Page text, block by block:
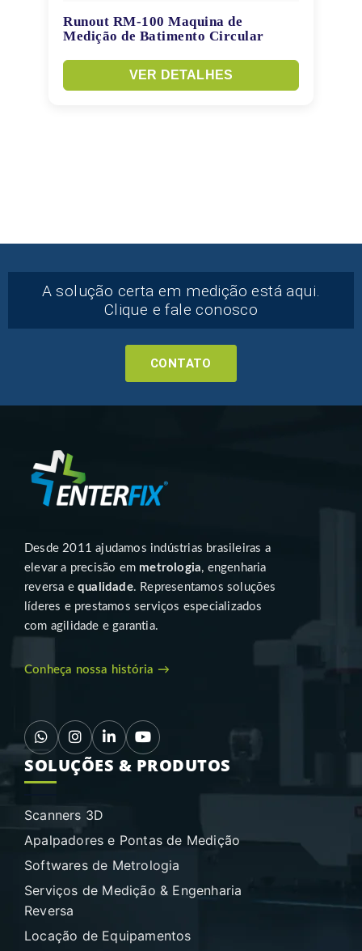
Runout RM-100 Maquina de
Medição de Batimento Circular
VER DETALHES
A solução certa em medição está aqui.
Clique e fale conosco
CONTATO
Desde 2011 ajudamos indústrias brasileiras a
elevar a precisão em metrologia, engenharia
reversa e qualidade. Representamos soluções
líderes e prestamos serviços especializados
com agilidade e garantia.
Conheça nossa história →
SOLUÇÕES & PRODUTOS
Scanners 3D
Apalpadores e Pontas de Medição
Softwares de Metrologia
Serviços de Medição & Engenharia
Reversa
Locação de Equipamentos